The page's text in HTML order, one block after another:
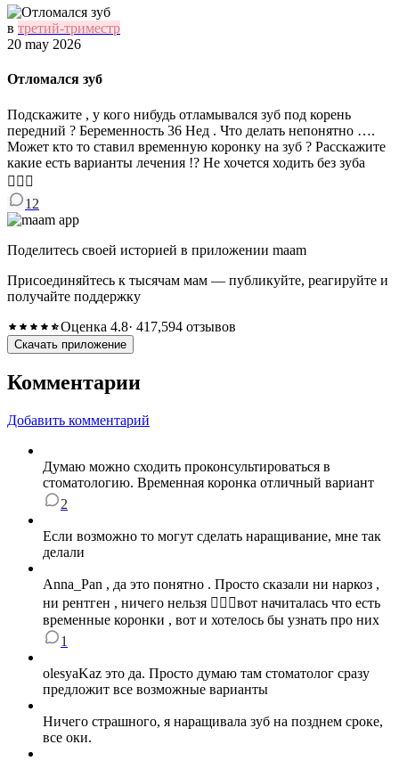
в третий-триместр
20 may 2026
Отломался зуб
Подскажите , у кого нибудь отламывался зуб под корень
передний ? Беременность 36 Нед . Что делать непонятно ….
Может кто то ставил временную коронку на зуб ? Расскажите
какие есть варианты лечения !? Не хочется ходить без зуба
🤦🏻‍♀️
12
Поделитесь своей историей в приложении maam
Присоединяйтесь к тысячам мам — публикуйте, реагируйте и
получайте поддержку
Оценка 4.8· 417,594 отзывов
Скачать приложение
Комментарии
Добавить комментарий
Думаю можно сходить проконсультироваться в
стоматологию. Временная коронка отличный вариант
2
Если возможно то могут сделать наращивание, мне так
делали
Anna_Pan , да это понятно . Просто сказали ни наркоз ,
ни рентген , ничего нельзя 🤷🏻‍♀️вот начиталась что есть
временные коронки , вот и хотелось бы узнать про них
1
olesyaKaz это да. Просто думаю там стоматолог сразу
предложит все возможные варианты
Ничего страшного, я наращивала зуб на позднем сроке,
все оки.